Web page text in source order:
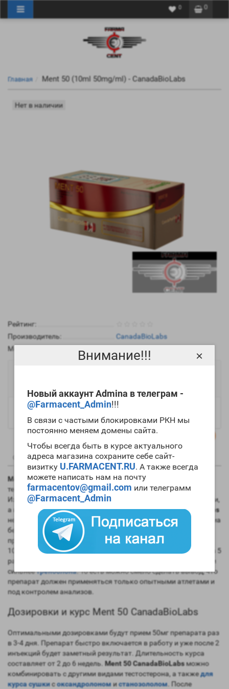
Внимание!!!
Новый аккаунт Admina в телеграм -
@Farmacent_Admin!!!
В связи с частыми блокировками РКН мы
постоянно меняем домены сайта.
Чтобы всегда быть в курсе актуального
адреса магазина сохраните себе сайт-
визитку U.FARMACENT.RU. А также всегда
можете написать нам на почту
farmacentov@gmail.com или телеграмм
@Farmacent_Admin
×
0
0
Главная Ment 50 (10ml 50mg/ml) - CanadaBioLabs
Нет в наличии
Рейтинг:
Производитель:
CanadaBioLabs
Модель:
Описание Отзывы0 Вопрос - Ответ0
Ment 50 CanadaBioLabsимеет формулу 7альфа-метил-19-нор
тестостерон и является производным нандролонов.
Изначально препарат создавался для мужской контрацепции,
а именно подавления сперматогенеза.Ment 50 CanadaBioLabs
не ароматизируется и не превращается в ДГТ, а значит, весьма
безопасен в приеме и появлению побочных эффектов. Этот
препарат весьма уникален, ведь его анаболический индекс в
10 раз выше чем у тестсотерона, а надрогенное воздействие в 5
раз выше, а другими словами гораздо сильнее тестостерона и
сильнеетренболона. То есть можно смело сделать вывод, что
препарат должен применяться только опытными атлетами и
под контролем анализов.
Дозировки и курс Ment 50 CanadaBioLabs
Оптимальными дозировками будут прием 50мг препарата раз
в 3-4 дня. Препарат быстро включается в работу и уже после 2
инъекций будет заметный результат. Длительность курса
составляет от 2 до 6 недель. Ment 50 CanadaBioLabsможно
комбинировать с другими видами тестостерона, а такжедля
курса сушкисоксандролономистанозололом . После